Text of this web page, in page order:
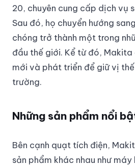
20, chuyên cung cấp dịch vụ
Sau đó, họ chuyển hướng
chóng trở thành một trong
đầu thế giới. Kể từ đó,
mới và phát triển để giữ vị
trường.
Những sản phẩm nổi
Bên cạnh quạt tích điện,
sản phẩm khác nhau như